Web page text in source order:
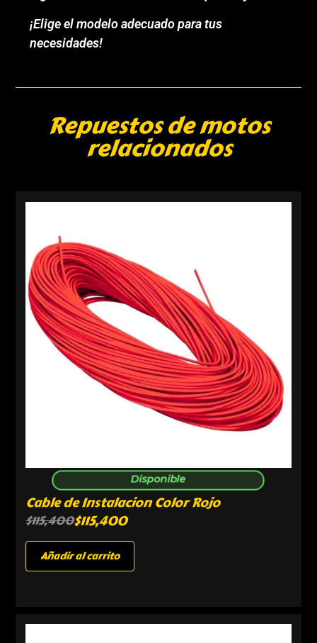
¡Elige el modelo adecuado para tus
necesidades!
Repuestos de motos
relacionados
Disponible
Cable de Instalacion Color Rojo
$115,400$115,400
Añadir al carrito